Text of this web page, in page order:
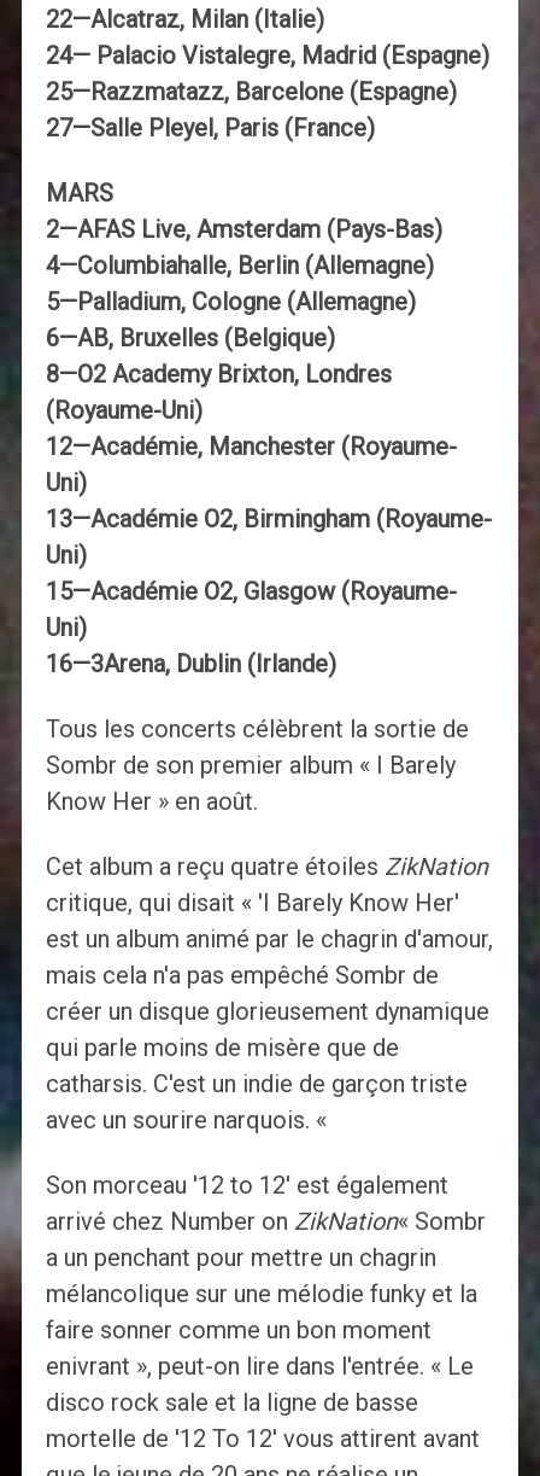
22—Alcatraz, Milan (Italie)
24— Palacio Vistalegre, Madrid (Espagne)
25—Razzmatazz, Barcelone (Espagne)
27—Salle Pleyel, Paris (France)
MARS
2—AFAS Live, Amsterdam (Pays-Bas)
4—Columbiahalle, Berlin (Allemagne)
5—Palladium, Cologne (Allemagne)
6—AB, Bruxelles (Belgique)
8—O2 Academy Brixton, Londres
(Royaume-Uni)
12—Académie, Manchester (Royaume-
Uni)
13—Académie O2, Birmingham (Royaume-
Uni)
15—Académie O2, Glasgow (Royaume-
Uni)
16—3Arena, Dublin (Irlande)
Tous les concerts célèbrent la sortie de
Sombr de son premier album « I Barely
Know Her » en août.
Cet album a reçu quatre étoiles ZikNation
critique, qui disait « 'I Barely Know Her'
est un album animé par le chagrin d'amour,
mais cela n'a pas empêché Sombr de
créer un disque glorieusement dynamique
qui parle moins de misère que de
catharsis. C'est un indie de garçon triste
avec un sourire narquois. «
Son morceau '12 to 12' est également
arrivé chez Number on ZikNation« Sombr
a un penchant pour mettre un chagrin
mélancolique sur une mélodie funky et la
faire sonner comme un bon moment
enivrant », peut-on lire dans l'entrée. « Le
disco rock sale et la ligne de basse
mortelle de '12 To 12' vous attirent avant